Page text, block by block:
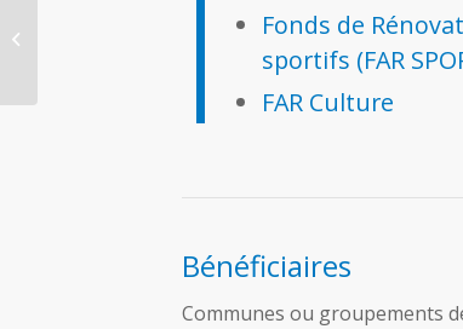
Fonds de
sportifs (FAR
FAR Culture
Bénéficiaires
Communes ou groupements